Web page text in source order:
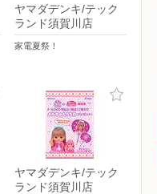
ヤマダデンキ/テック
ランド須賀川店
家電夏祭！
ヤマダデンキ/テック
ランド須賀川店